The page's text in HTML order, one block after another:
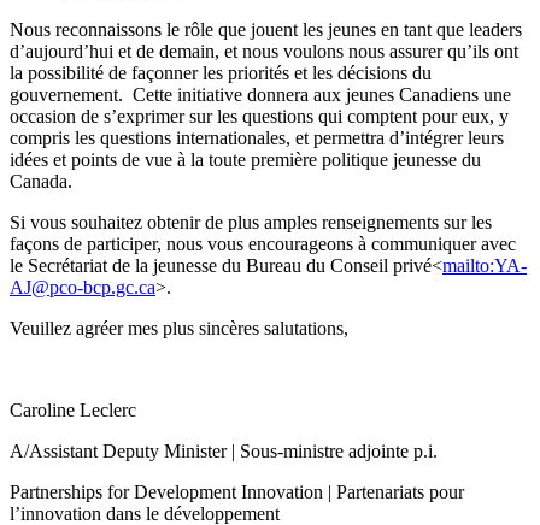
Nous reconnaissons le rôle que jouent les jeunes en tant que leaders
d’aujourd’hui et de demain, et nous voulons nous assurer qu’ils ont
la possibilité de façonner les priorités et les décisions du
gouvernement. Cette initiative donnera aux jeunes Canadiens une
occasion de s’exprimer sur les questions qui comptent pour eux, y
compris les questions internationales, et permettra d’intégrer leurs
idées et points de vue à la toute première politique jeunesse du
Canada.
Si vous souhaitez obtenir de plus amples renseignements sur les
façons de participer, nous vous encourageons à communiquer avec
le Secrétariat de la jeunesse du Bureau du Conseil privé<mailto:YA-
AJ@pco-bcp.gc.ca>.
Veuillez agréer mes plus sincères salutations,
Caroline Leclerc
A/Assistant Deputy Minister | Sous-ministre adjointe p.i.
Partnerships for Development Innovation | Partenariats pour
l’innovation dans le développement